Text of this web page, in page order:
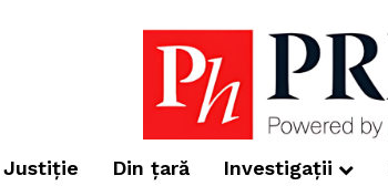
Justiție Din țară Investigații